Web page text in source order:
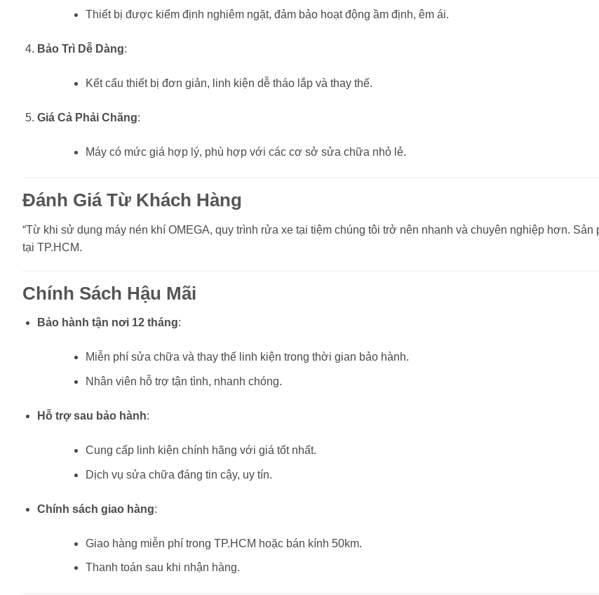
Thiết bị được kiểm định nghiêm ngặt, đảm bảo hoạt động ầm định, êm ái.
Bảo Trì Dễ Dàng:
Kết cấu thiết bị đơn giản, linh kiện dễ tháo lắp và thay thế.
Giá Cả Phải Chăng:
Máy có mức giá hợp lý, phù hợp với các cơ sở sửa chữa nhỏ lẻ.
Đánh Giá Từ Khách Hàng
“Từ khi sử dụng máy nén khí OMEGA, quy trình rửa xe tại tiệm chúng tôi trở nên nhanh và chuyên nghiệp hơn.
tại TP.HCM.
Chính Sách Hậu Mãi
Bảo hành tận nơi 12 tháng:
Miễn phí sửa chữa và thay thế linh kiện trong thời gian bảo hành.
Nhân viên hỗ trợ tận tình, nhanh chóng.
Hỗ trợ sau bảo hành:
Cung cấp linh kiện chính hãng với giá tốt nhất.
Dịch vụ sửa chữa đáng tin cậy, uy tín.
Chính sách giao hàng:
Giao hàng miễn phí trong TP.HCM hoặc bán kính 50km.
Thanh toán sau khi nhận hàng.